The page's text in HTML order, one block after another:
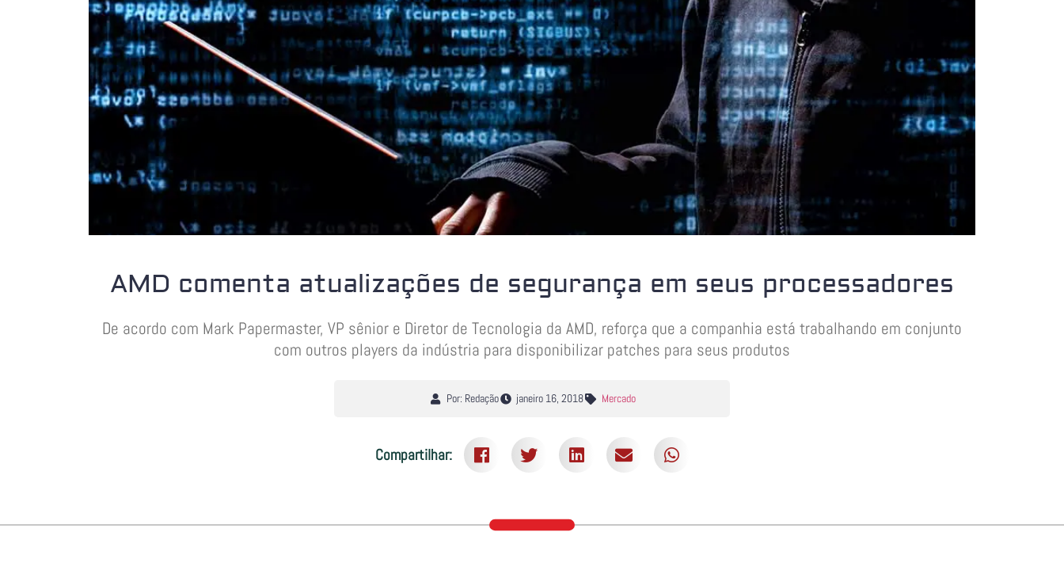
AMD comenta atualizações de segurança em seus processadores
De acordo com Mark Papermaster, VP sênior e Diretor de Tecnologia da AMD, reforça que a companhia está trabalhando em conjunto
com outros players da indústria para disponibilizar patches para seus produtos
Por: Redação janeiro 16, 2018 Mercado
Compartilhar: